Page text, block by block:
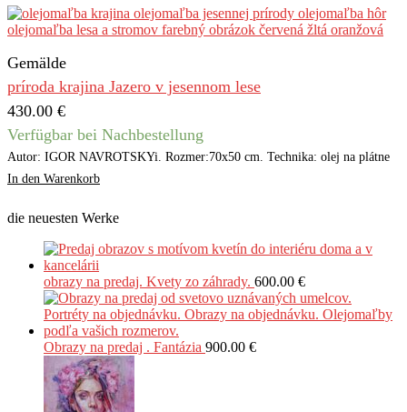
Gemälde
príroda krajina Jazero v jesennom lese
430.00 €
Verfügbar bei Nachbestellung
Autor: IGOR NAVROTSKYi. Rozmer:70x50 cm. Technika: olej na plátne
In den Warenkorb
die neuesten Werke
obrazy na predaj. Kvety zo záhrady. 600.00 €
Obrazy na predaj . Fantázia 900.00 €